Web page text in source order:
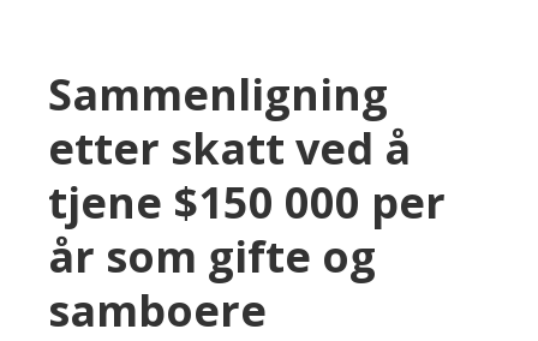
Sammenligning
etter skatt ved å
tjene $150 000 per
år som gifte og
samboere